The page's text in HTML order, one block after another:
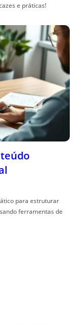
e práticas!
para estruturar
ferramentas de